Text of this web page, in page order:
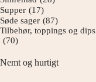
Supper (17)
Søde sager (87)
Tilbehør, toppings og dips
(70)
Nemt og hurtigt